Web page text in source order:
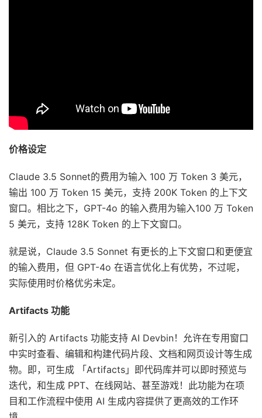
价格设定
Claude 3.5 Sonnet的费用为输入 100 万 Token 3 美元，
输出 100 万 Token 15 美元，支持 200K Token 的上下文
窗口。相比之下，GPT-4o 的输入费用为输入100 万 Token
5 美元，支持 128K Token 的上下文窗口。
就是说，Claude 3.5 Sonnet 有更长的上下文窗口和更便宜
的输入费用，但 GPT-4o 在语言优化上有优势，不过呢，
实际使用时价格优劣未定。
Artifacts 功能
新引入的 Artifacts 功能支持 AI Devbin！允许在专用窗口
中实时查看、编辑和构建代码片段、文档和网页设计等生成
物。即，可生成 「Artifacts」即代码库并可以即时预览与
迭代，和生成 PPT、在线网站、甚至游戏！此功能为在项
目和工作流程中使用 AI 生成内容提供了更高效的工作环